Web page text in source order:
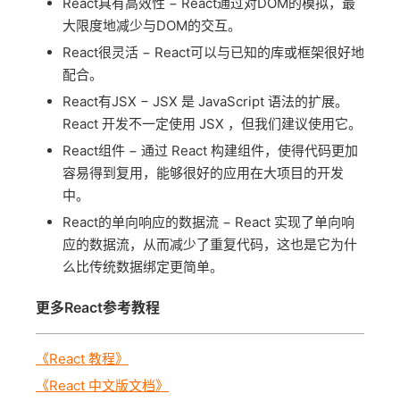
大限度地减少与DOM的交互。
React很灵活 − React可以与已知的库或框架很好地
配合。
React有JSX − JSX 是 JavaScript 语法的扩展。
React 开发不一定使用 JSX ，但我们建议使用它。
React组件 − 通过 React 构建组件，使得代码更加
容易得到复用，能够很好的应用在大项目的开发
中。
React的单向响应的数据流 − React 实现了单向响
应的数据流，从而减少了重复代码，这也是它为什
么比传统数据绑定更简单。
更多React参考教程
《React 教程》
《React 中文版文档》